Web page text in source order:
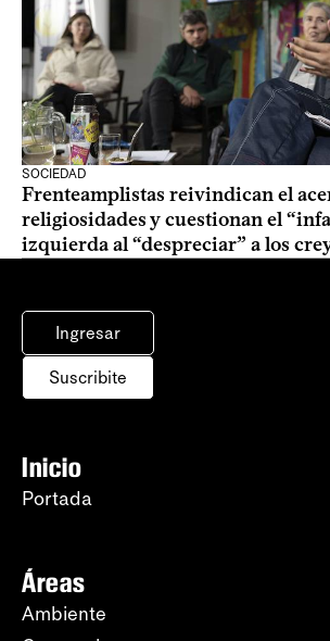
SOCIEDAD
Frenteamplistas reivindican el
religiosidades y cuestionan el
izquierda al “despreciar” a los
Ingresar
Suscribite
Inicio
Portada
Áreas
Ambiente